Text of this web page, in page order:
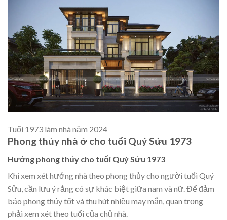
Tuổi 1973 làm nhà năm 2024
Phong thủy nhà ở cho tuổi Quý Sửu 1973
Hướng phong thủy cho tuổi Quý Sửu 1973
Khi xem xét hướng nhà theo phong thủy cho người tuổi Quý
Sửu, cần lưu ý rằng có sự khác biệt giữa nam và nữ. Để đảm
bảo phong thủy tốt và thu hút nhiều may mắn, quan trọng
phải xem xét theo tuổi của chủ nhà.